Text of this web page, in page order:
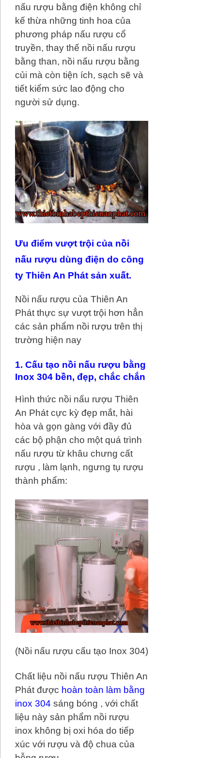
nấu rượu bằng điện không chỉ
kế thừa những tinh hoa của
phương pháp nấu rượu cổ
truyền, thay thế nồi nấu rượu
bằng than, nồi nấu rượu bằng
củi mà còn tiện ích, sạch sẽ và
tiết kiểm sức lao động cho
người sử dụng.
Ưu điểm vượt trội của nồi
nấu rượu dùng điện do công
ty Thiên An Phát sản xuất.
Nồi nấu rượu của Thiên An
Phát thực sự vượt trội hơn hẳn
các sản phẩm nồi rượu trên thị
trường hiện nay
1. Cấu tạo nồi nấu rượu bằng
Inox 304 bền, đẹp, chắc chắn
Hình thức nồi nấu rượu Thiên
An Phát cực kỳ đẹp mắt, hài
hòa và gọn gàng với đầy đủ
các bộ phận cho một quá trình
nấu rượu từ khâu chưng cất
rượu , làm lạnh, ngưng tụ rượu
thành phẩm:
(Nồi nấu rượu cấu tạo Inox 304)
Chất liệu nồi nấu rượu Thiên An
Phát được hoàn toàn làm bằng
inox 304 sáng bóng , với chất
liệu này sản phẩm nồi rượu
inox không bị oxi hóa do tiếp
xúc với rượu và độ chua của